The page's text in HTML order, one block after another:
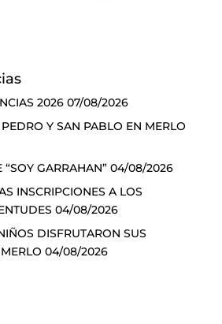
2026 07/08/2026
Y SAN PABLO EN MERLO
GARRAHAN” 04/08/2026
INSCRIPCIONES A LOS
04/08/2026
DISFRUTARON SUS
04/08/2026